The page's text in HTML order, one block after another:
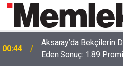
00:41 Polatlı-Haymana-